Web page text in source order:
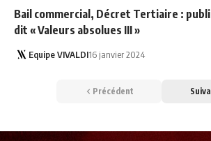
Bail commercial, Décret Tertiaire :
dit « Valeurs absolues III »
Equipe VIVALDI16 janvier 2024
Précédent